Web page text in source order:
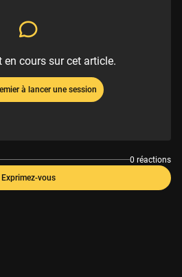
en cours sur cet article.
à lancer une session
0 réactions
Exprimez-vous